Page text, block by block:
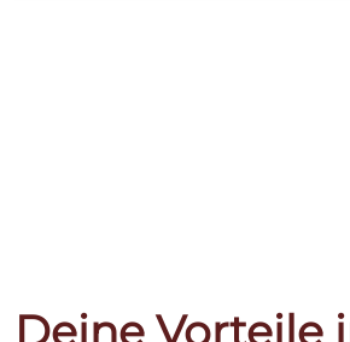
Deine Vorteile